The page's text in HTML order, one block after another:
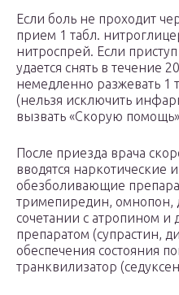
Если боль не проходит
прием 1 табл.
нитроспрей. Если
удается снять в течение
немедленно разжевать 1
(нельзя исключить
вызвать «Скорую
После приезда врача
вводятся наркотические
обезболивающие
тримепиредин, омнопон,
сочетании с атропином
препаратом (супрастин,
обеспечения состояния
транквилизатор